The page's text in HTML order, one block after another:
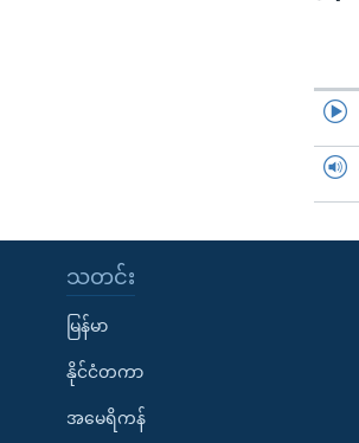
သတင်း
မြန်မာ
နိုင်ငံတကာ
အမေရိကန်